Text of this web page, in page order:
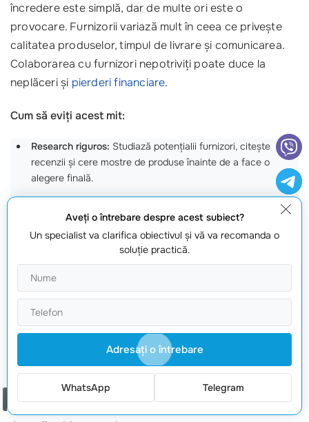
încredere este simplă, dar de multe ori este o
provocare. Furnizorii variază mult în ceea ce privește
calitatea produselor, timpul de livrare și comunicarea.
Colaborarea cu furnizori nepotriviți poate duce la
neplăceri și pierderi financiare.
Cum să eviți acest mit:
Research riguros: Studiază potențialii furnizori, citește
recenzii și cere mostre de produse înainte de a face o
alegere finală.
Colaborează cu mai mulți furnizori:Nu te baza pe un singur
furnizor; diversificarea te va ajuta să eviți problemele legate
de livrare și stocuri.
4. Nu ai nevoie de marketing pentru a avea
succes
Pentru a atrage clienți către magazinul tău online,
marketingul eficient este crucial. Mulți antreprenori
subestimează importanța uneistrategii de marketing
bine conturate. Senzația că produsele se vând de la
sine este o altă capcană frecvent întâlnită.
Aveţi o întrebare despre acest subiect?
Un specialist va clarifica obiectivul şi vă va recomanda o
soluţie practică.
Adresaţi o întrebare
WhatsApp Telegram
Comanda un apel